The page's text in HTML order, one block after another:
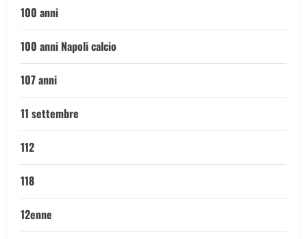
100 anni
100 anni Napoli calcio
107 anni
11 settembre
112
118
12enne